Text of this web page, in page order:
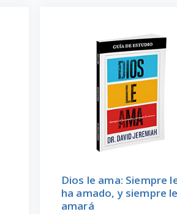
Dios le ama: Siempre
ha amado, y siempre
amará